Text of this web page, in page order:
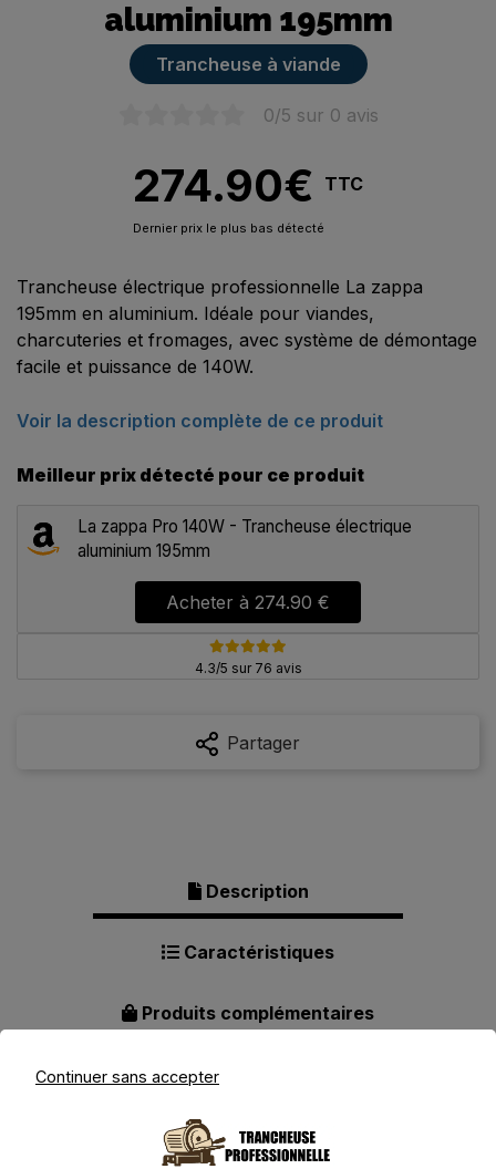
aluminium 195mm
Trancheuse à viande
0/5 sur 0 avis
274.90€ TTC
Dernier prix le plus bas détecté
Trancheuse électrique professionnelle La zappa
195mm en aluminium. Idéale pour viandes,
charcuteries et fromages, avec système de démontage
facile et puissance de 140W.
Voir la description complète de ce produit
Meilleur prix détecté pour ce produit
La zappa Pro 140W - Trancheuse électrique
aluminium 195mm
Acheter à 274.90 €
4.3/5 sur 76 avis
Partager
Description
Caractéristiques
Produits complémentaires
Description pour La zappa Pro
Continuer sans accepter